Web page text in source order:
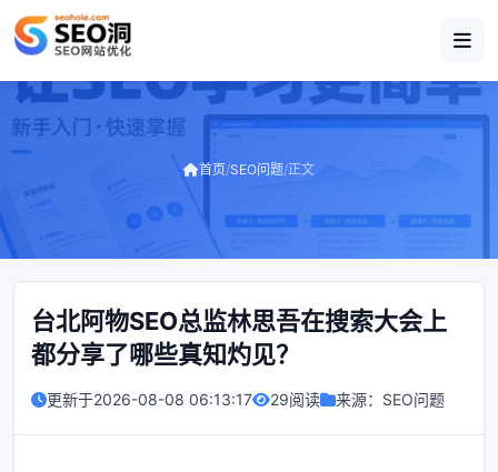
首页/SEO问题/正文
台北阿物SEO总监林思吾在搜索大会上
都分享了哪些真知灼见？
更新于2026-08-08 06:13:17 29阅读 来源： SEO问题